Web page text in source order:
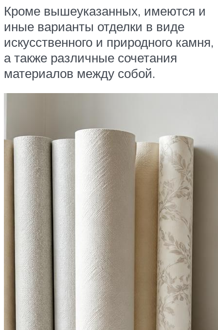
Кроме вышеуказанных, имеются и
иные варианты отделки в виде
искусственного и природного камня,
а также различные сочетания
материалов между собой.